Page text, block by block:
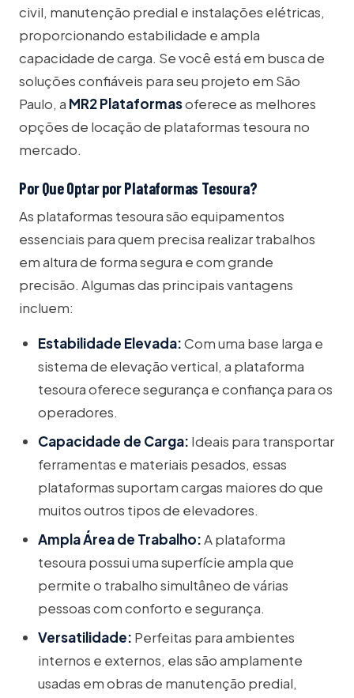
civil, manutenção predial e instalações elétricas,
proporcionando estabilidade e ampla
capacidade de carga. Se você está em busca de
soluções confiáveis para seu projeto em São
Paulo, a MR2 Plataformasoferece as melhores
opções de locação de plataformas tesoura no
mercado.
Por Que Optar por Plataformas Tesoura?
As plataformas tesoura são equipamentos
essenciais para quem precisa realizar trabalhos
em altura de forma segura e com grande
precisão. Algumas das principais vantagens
incluem:
Estabilidade Elevada:Com uma base larga e
sistema de elevação vertical, a plataforma
tesoura oferece segurança e confiança para os
operadores.
Capacidade de Carga: Ideais para transportar
ferramentas e materiais pesados, essas
plataformas suportam cargas maiores do que
muitos outros tipos de elevadores.
Ampla Área de Trabalho:A plataforma
tesoura possui uma superfície ampla que
permite o trabalho simultâneo de várias
pessoas com conforto e segurança.
Versatilidade: Perfeitas para ambientes
internos e externos, elas são amplamente
usadas em obras de manutenção predial,